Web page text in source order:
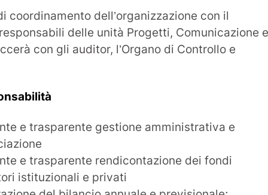
coordinamento dell’organizzazione con il
delle unità Progetti, Comunicazione
con gli auditor, l’Organo di Controllo e
e trasparente gestione amministrativa e
e trasparente rendicontazione dei fondi
istituzionali e privati